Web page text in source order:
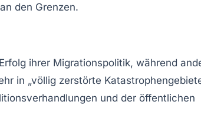
den Grenzen.
ihrer Migrationspolitik, während
in „völlig zerstörte
und der öffentlichen